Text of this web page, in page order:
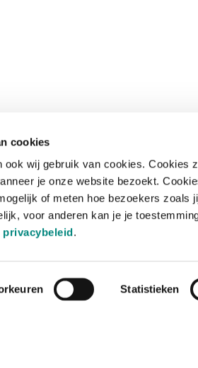
cookies
ook wij gebruik van cookies. Cookies
je onze website bezoekt.
of meten hoe bezoekers zoals
voor anderen kan je je
privacybeleid.
Statistieken